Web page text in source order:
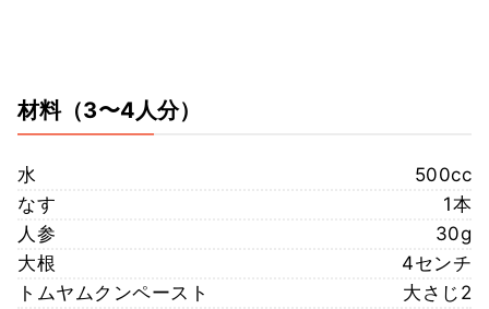
材料（3〜4人分）
水
500cc
なす
1本
人参
30g
大根
4センチ
トムヤムクンペースト
大さじ2